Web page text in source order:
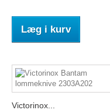
Læg i kurv
Victorinox...